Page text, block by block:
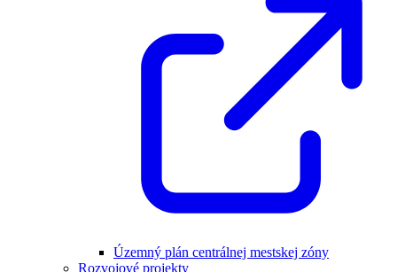
Územný plán centrálnej mestskej zóny
Rozvojové projekty